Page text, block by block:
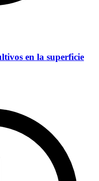
en la superficie